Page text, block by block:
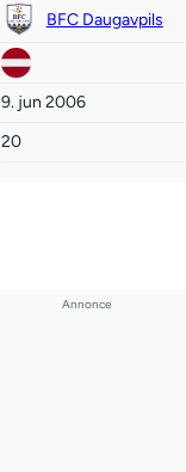
BFC Daugavpils
9. jun 2006
20